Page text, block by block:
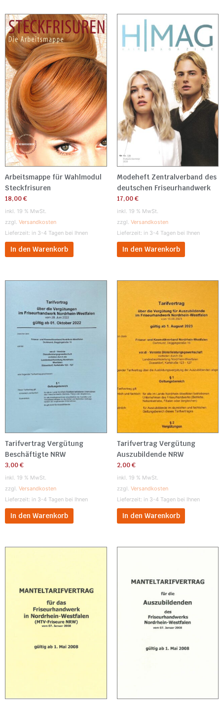
Arbeitsmappe für Wahlmodul
Steckfrisuren
18,00€
inkl. 19 % MwSt.
zzgl. Versandkosten
Lieferzeit: in 3-4 Tagen bei Ihnen
In den Warenkorb
Modeheft Zentralverband des
deutschen Friseurhandwerk
17,00€
inkl. 19 % MwSt.
zzgl. Versandkosten
Lieferzeit: in 3-4 Tagen bei Ihnen
In den Warenkorb
Tarifvertrag Vergütung
Beschäftigte NRW
3,00€
inkl. 19 % MwSt.
zzgl. Versandkosten
Lieferzeit: in 3-4 Tagen bei Ihnen
In den Warenkorb
Tarifvertrag Vergütung
Auszubildende NRW
2,00€
inkl. 19 % MwSt.
zzgl. Versandkosten
Lieferzeit: in 3-4 Tagen bei Ihnen
In den Warenkorb